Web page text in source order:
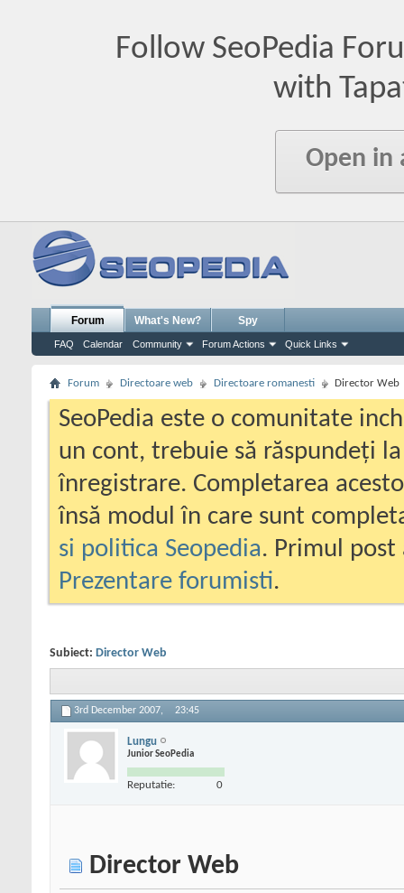
Follow SeoPedia
with
Open in
Forum
FAQ Calendar Community Forum Actions Quick Links
What's New? Spy
Forum Directoare web Directoare romanesti Director Web
SeoPedia este o comunitate
un cont, trebuie să răspundeți
înregistrare. Completarea
însă modul în care sunt
si politica Seopedia. Primul
Prezentare forumisti.
Subiect: Director Web
3rd December 2007, 23:45
Lungu
Junior SeoPedia
Reputatie: 0
Director Web